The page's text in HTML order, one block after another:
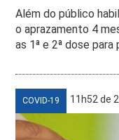
Além do público
o aprazamento 4
as 1ª e 2ª dose
COVID-19 11h52 de